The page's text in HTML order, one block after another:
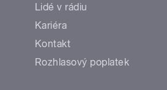
Lidé v rádiu
Kariéra
Kontakt
Rozhlasový poplatek